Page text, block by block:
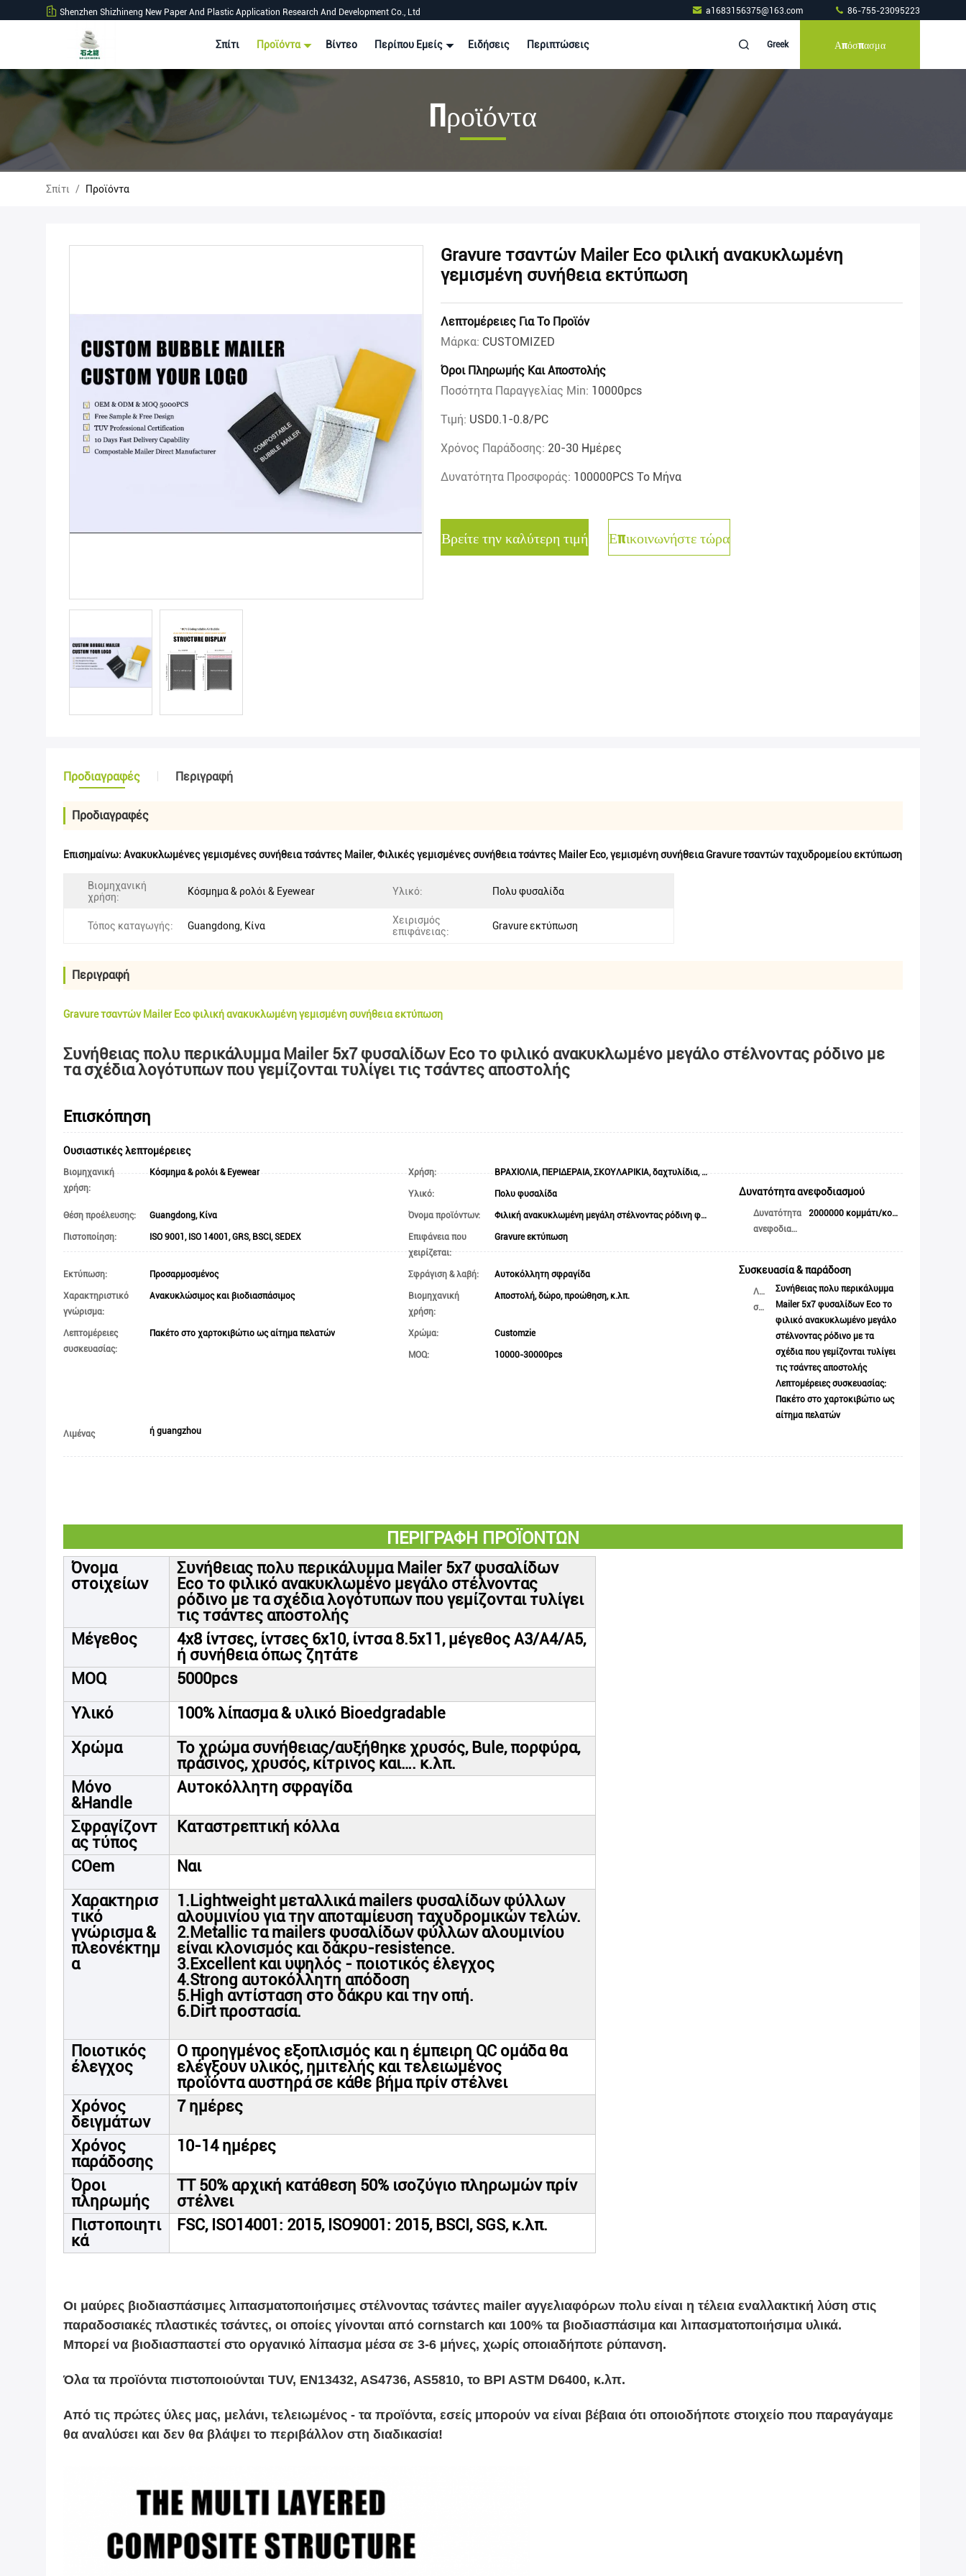
Shenzhen Shizhineng New Paper And Plastic Application Research And Development Co., Ltd a1683156375@163.com 86-755-23095223
Σπίτι Προϊόντα Βίντεο Περίπου Εμείς Ειδήσεις Περιπτώσεις Greek Απόσπασμα
Προϊόντα
Σπίτι / Προϊόντα
Gravure τσαντών Mailer Eco φιλική ανακυκλωμένη
γεμισμένη συνήθεια εκτύπωση
Λεπτομέρειες Για Το Προϊόν
Μάρκα: CUSTOMIZED
Όροι Πληρωμής Και Αποστολής
Ποσότητα Παραγγελίας Min: 10000pcs
Τιμή: USD0.1-0.8/PC
Χρόνος Παράδοσης: 20-30 Ημέρες
Δυνατότητα Προσφοράς: 100000PCS Το Μήνα
Βρείτε την καλύτερη τιμή Επικοινωνήστε τώρα
Προδιαγραφές Περιγραφή
Προδιαγραφές
Επισημαίνω: Ανακυκλωμένες γεμισμένες συνήθεια τσάντες Mailer,Φιλικές γεμισμένες συνήθεια τσάντες Mailer Eco,γεμισμένη συνήθεια Gravure τσαντών ταχυδρομείου εκτύπωση
Βιομηχανική
χρήση:
Κόσμημα & ρολόι & Eyewear Υλικό: Πολυ φυσαλίδα
Τόπος καταγωγής: Guangdong, Κίνα
Χειρισμός
επιφάνειας:
Gravure εκτύπωση
Περιγραφή
Gravure τσαντών Mailer Eco φιλική ανακυκλωμένη γεμισμένη συνήθεια εκτύπωση
Συνήθειας πολυ περικάλυμμα Mailer 5x7 φυσαλίδων Eco το φιλικό ανακυκλωμένο μεγάλο στέλνοντας ρόδινο με
τα σχέδια λογότυπων που γεμίζονται τυλίγει τις τσάντες αποστολής
Επισκόπηση
Ουσιαστικές λεπτομέρειες
Βιομηχανική
χρήση:
Κόσμημα & ρολόι & Eyewear Χρήση: ΒΡΑΧΙΟΛΙΑ, ΠΕΡΙΔΕΡΑΙΑ, ΣΚΟΥΛΑΡΙΚΙΑ, δαχτυλίδια, ρολόι, γυαλιά, πολύτιμος λίθος, άλλο κόσμημα & ρολόι & Eyewear
Υλικό: Πολυ φυσαλίδα
Θέση προέλευσης: Guangdong, Κίνα Όνομα προϊόντων: Φιλική ανακυκλωμένη μεγάλη στέλνοντας ρόδινη φυσαλίδα Mailer Eco συνήθειας
Πιστοποίηση: ISO 9001, ISO 14001, GRS, BSCI, SEDEX
Επιφάνεια που
χειρίζεται:
Gravure εκτύπωση
Εκτύπωση: Προσαρμοσμένος Σφράγιση & λαβή: Αυτοκόλλητη σφραγίδα
Χαρακτηριστικό
γνώρισμα:
Ανακυκλώσιμος και βιοδιασπάσιμος
Βιομηχανική
χρήση:
Αποστολή, δώρο, προώθηση, κ.λπ.
Λεπτομέρειες
συσκευασίας:
Πακέτο στο χαρτοκιβώτιο ως αίτημα πελατών Χρώμα: Customzie
MOQ: 10000-30000pcs
Δυνατότητα ανεφοδιασμού
Δυνατότητα
ανεφοδιασμού
2000000 κομμάτι/κομμάτια ανά ημέρα
Συσκευασία & παράδοση
Λεπτομέρειες
συσκευασίας
Συνήθειας πολυ περικάλυμμα
Mailer 5x7 φυσαλίδων Eco το
φιλικό ανακυκλωμένο μεγάλο
στέλνοντας ρόδινο με τα
σχέδια που γεμίζονται τυλίγει
τις τσάντες αποστολής
Λεπτομέρειες συσκευασίας:
Πακέτο στο χαρτοκιβώτιο ως
αίτημα πελατών
Λιμένας
ή guangzhou
ΠΕΡΙΓΡΑΦΗ ΠΡΟΪΟΝΤΩΝ
Όνομα
στοιχείων
Συνήθειας πολυ περικάλυμμα Mailer 5x7 φυσαλίδων
Eco το φιλικό ανακυκλωμένο μεγάλο στέλνοντας
ρόδινο με τα σχέδια λογότυπων που γεμίζονται τυλίγει
τις τσάντες αποστολής
Μέγεθος
4x8 ίντσες, ίντσες 6x10, ίντσα 8.5x11, μέγεθος A3/A4/A5,
ή συνήθεια όπως ζητάτε
MOQ
5000pcs
Υλικό
100% λίπασμα & υλικό Bioedgradable
Χρώμα
Το χρώμα συνήθειας/αυξήθηκε χρυσός, Bule, πορφύρα,
πράσινος, χρυσός, κίτρινος και…. κ.λπ.
Μόνο
&Handle
Αυτοκόλλητη σφραγίδα
Σφραγίζοντ
ας τύπος
Καταστρεπτική κόλλα
COem
Ναι
Χαρακτηρισ
τικό
γνώρισμα &
πλεονέκτημ
α
1.Lightweight μεταλλικά mailers φυσαλίδων φύλλων
αλουμινίου για την αποταμίευση ταχυδρομικών τελών.
2.Metallic τα mailers φυσαλίδων φύλλων αλουμινίου
είναι κλονισμός και δάκρυ-resistence.
3.Excellent και υψηλός - ποιοτικός έλεγχος
4.Strong αυτοκόλλητη απόδοση
5.High αντίσταση στο δάκρυ και την οπή.
6.Dirt προστασία.
Ποιοτικός
έλεγχος
Ο προηγμένος εξοπλισμός και η έμπειρη QC ομάδα θα
ελέγξουν υλικός, ημιτελής και τελειωμένος
προϊόντα αυστηρά σε κάθε βήμα πρίν στέλνει
Χρόνος
δειγμάτων
7 ημέρες
Χρόνος
παράδοσης
10-14 ημέρες
Όροι
πληρωμής
TT 50% αρχική κατάθεση 50% ισοζύγιο πληρωμών πρίν
στέλνει
Πιστοποιητι
κά
FSC, ISO14001: 2015, ISO9001: 2015, BSCI, SGS, κ.λπ.
Οι μαύρες βιοδιασπάσιμες λιπασματοποιήσιμες στέλνοντας τσάντες mailer αγγελιαφόρων πολυ είναι η τέλεια εναλλακτική λύση στις
παραδοσιακές πλαστικές τσάντες, οι οποίες γίνονται από cornstarch και 100% τα βιοδιασπάσιμα και λιπασματοποιήσιμα υλικά.
Μπορεί να βιοδιασπαστεί στο οργανικό λίπασμα μέσα σε 3-6 μήνες, χωρίς οποιαδήποτε ρύπανση.
Όλα τα προϊόντα πιστοποιούνται TUV, EN13432, AS4736, AS5810, το BPI ASTM D6400, κ.λπ.
Από τις πρώτες ύλες μας, μελάνι, τελειωμένος - τα προϊόντα, εσείς μπορούν να είναι βέβαια ότι οποιοδήποτε στοιχείο που παραγάγαμε
θα αναλύσει και δεν θα βλάψει το περιβάλλον στη διαδικασία!